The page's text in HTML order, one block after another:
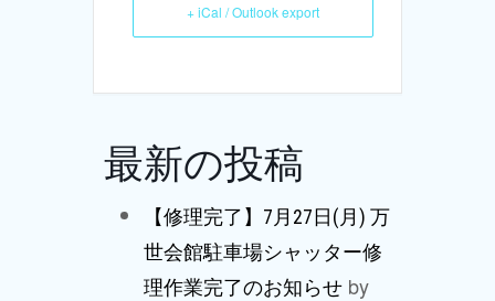
+ iCal / Outlook export
最新の投稿
【修理完了】7月27日(月) 万
世会館駐車場シャッター修
理作業完了のお知らせ by